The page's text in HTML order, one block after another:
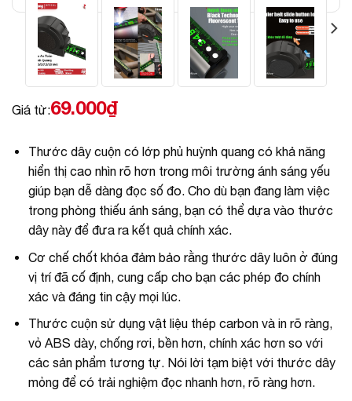
Giá từ:69.000₫
Thước dây cuộn có lớp phủ huỳnh quang có khả năng
hiển thị cao nhìn rõ hơn trong môi trường ánh sáng yếu
giúp bạn dễ dàng đọc số đo. Cho dù bạn đang làm việc
trong phòng thiếu ánh sáng, bạn có thể dựa vào thước
dây này để đưa ra kết quả chính xác.
Cơ chế chốt khóa đảm bảo rằng thước dây luôn ở đúng
vị trí đã cố định, cung cấp cho bạn các phép đo chính
xác và đáng tin cậy mọi lúc.
Thước cuộn sử dụng vật liệu thép carbon và in rõ ràng,
vỏ ABS dày, chống rơi, bền hơn, chính xác hơn so với
các sản phẩm tương tự. Nói lời tạm biệt với thước dây
mỏng để có trải nghiệm đọc nhanh hơn, rõ ràng hơn.